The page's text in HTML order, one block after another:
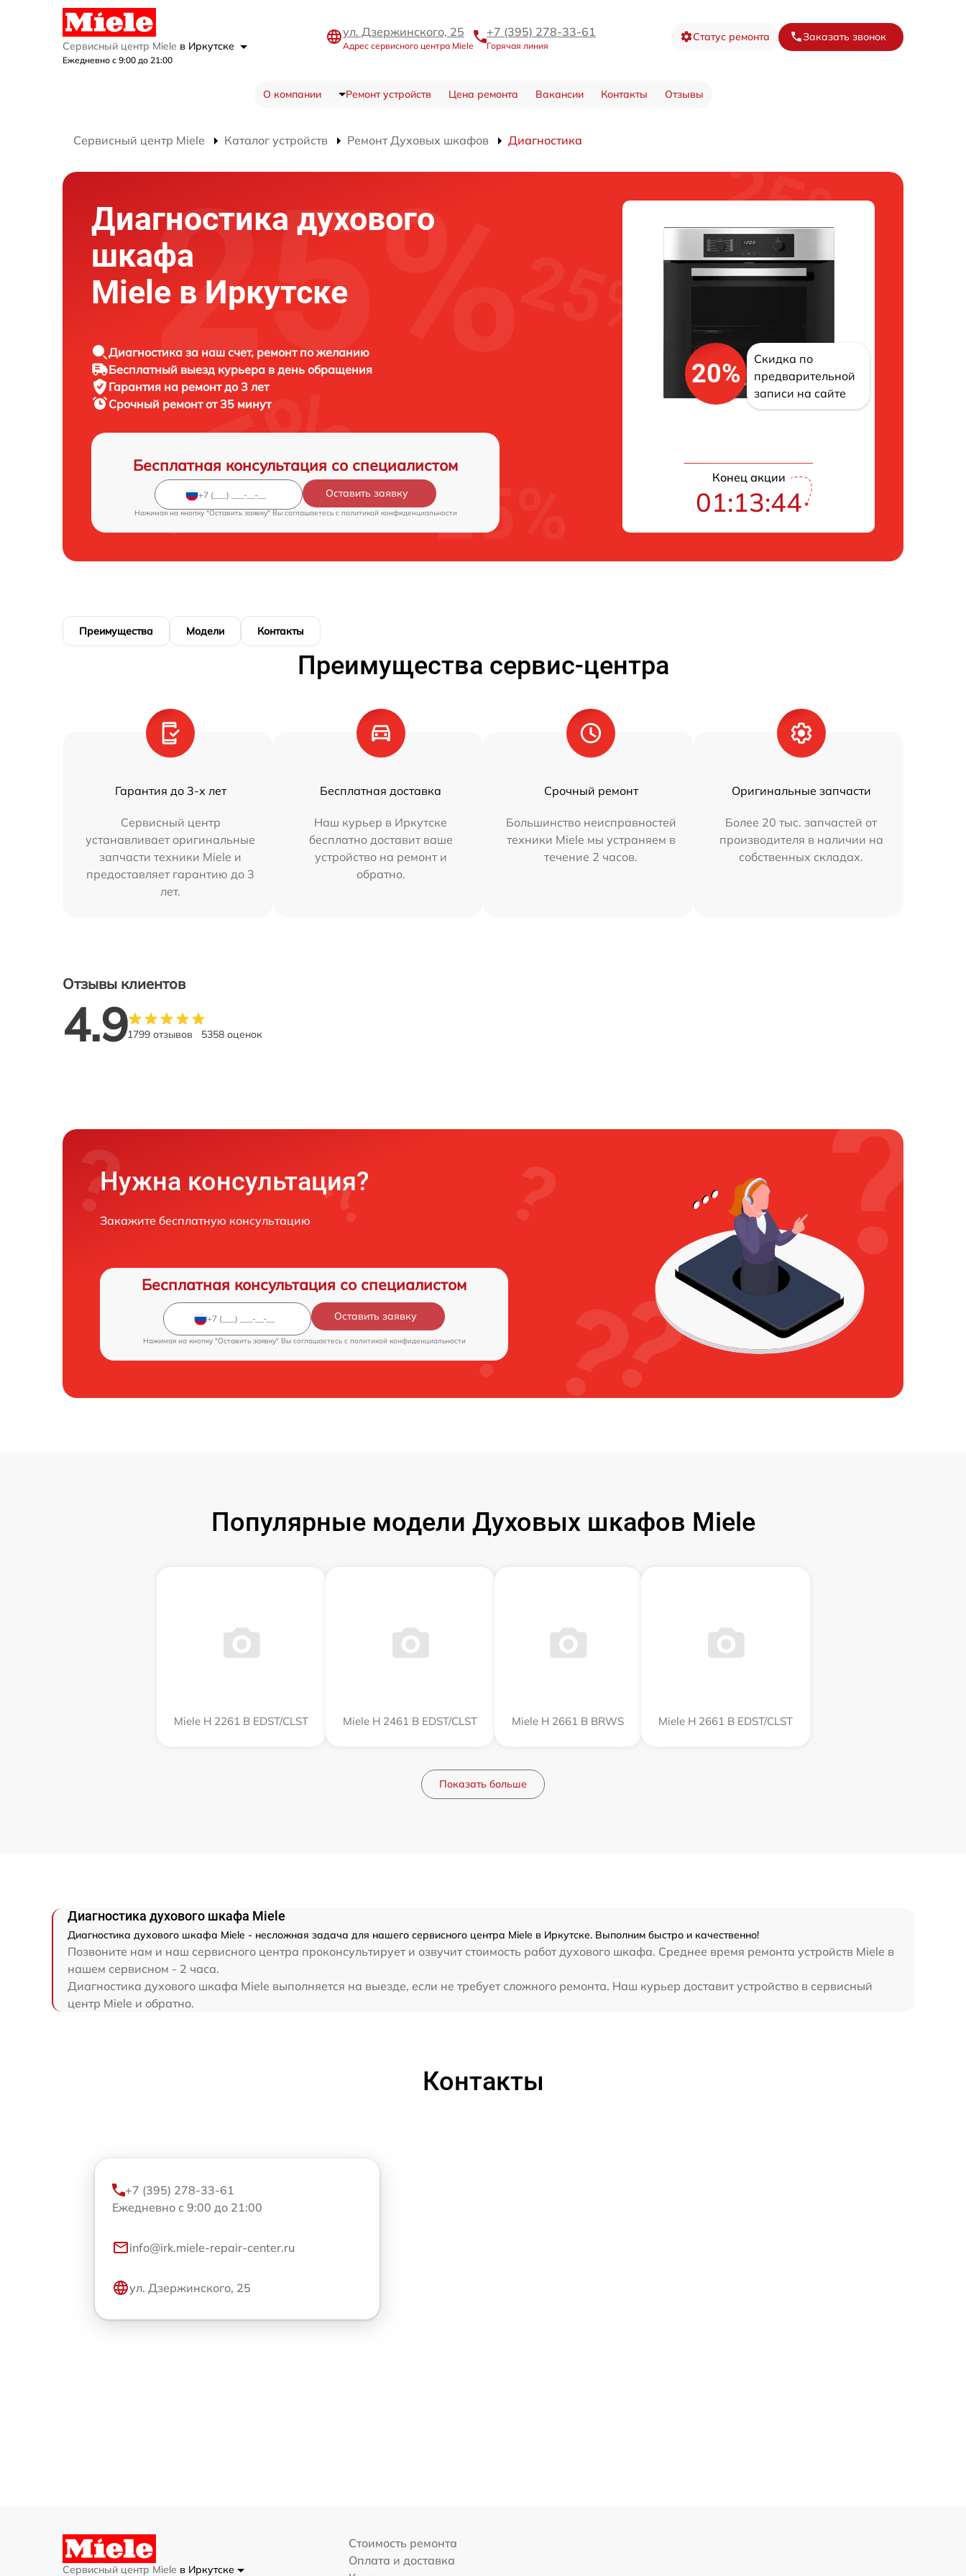
Сервисный центр Miele в Иркутске
Ежедневно с 9:00 до 21:00
ул. Дзержинского, 25
Адрес сервисного центра Miele
+7 (395) 278-33-61
Горячая линия
Статус ремонта Заказать звонок
О компании Ремонт устройств Цена ремонта Вакансии Контакты Отзывы
Сервисный центр Miele Каталог устройств Ремонт Духовых шкафов Диагностика
Диагностика духового
шкафа
Miele в Иркутске
Диагностика за наш счет, ремонт по желанию
Бесплатный выезд курьера в день обращения
Гарантия на ремонт до 3 лет
Срочный ремонт от 35 минут
Бесплатная консультация со специалистом
Оставить заявку
Нажимая на кнопку "Оставить заявку" Вы соглашаетесь c политикой конфиденциальности
20%
Скидка по
предварительной
записи на сайте
Конец акции
01:13:43
Преимущества Модели Контакты
Преимущества сервис-центра
Гарантия до 3-х лет
Сервисный центр
устанавливает оригинальные
запчасти техники Miele и
предоставляет гарантию до 3
лет.
Бесплатная доставка
Наш курьер в Иркутске
бесплатно доставит ваше
устройство на ремонт и
обратно.
Срочный ремонт
Большинство неисправностей
техники Miele мы устраняем в
течение 2 часов.
Оригинальные запчасти
Более 20 тыс. запчастей от
производителя в наличии на
собственных складах.
Отзывы клиентов
4.91799 отзывов 5358 оценок
Нужна консультация?
Закажите бесплатную консультацию
Бесплатная консультация со специалистом
Оставить заявку
Нажимая на кнопку "Оставить заявку" Вы соглашаетесь c политикой конфиденциальности
Популярные модели Духовых шкафов Miele
Miele H 2261 B EDST/CLST Miele H 2461 B EDST/CLST Miele H 2661 B BRWS Miele H 2661 B EDST/CLST
Показать больше
Диагностика духового шкафа Miele
Диагностика духового шкафа Miele - несложная задача для нашего сервисного центра Miele в Иркутске. Выполним быстро и качественно!
Позвоните нам и наш сервисного центра проконсультирует и озвучит стоимость работ духового шкафа. Среднее время ремонта устройств Miele в
нашем сервисном - 2 часа.
Диагностика духового шкафа Miele выполняется на выезде, если не требует сложного ремонта. Наш курьер доставит устройство в сервисный
центр Miele и обратно.
Контакты
+7 (395) 278-33-61
Ежедневно с 9:00 до 21:00
info@irk.miele-repair-center.ru
ул. Дзержинского, 25
Сервисный центр Miele в Иркутске
Стоимость ремонта
Оплата и доставка